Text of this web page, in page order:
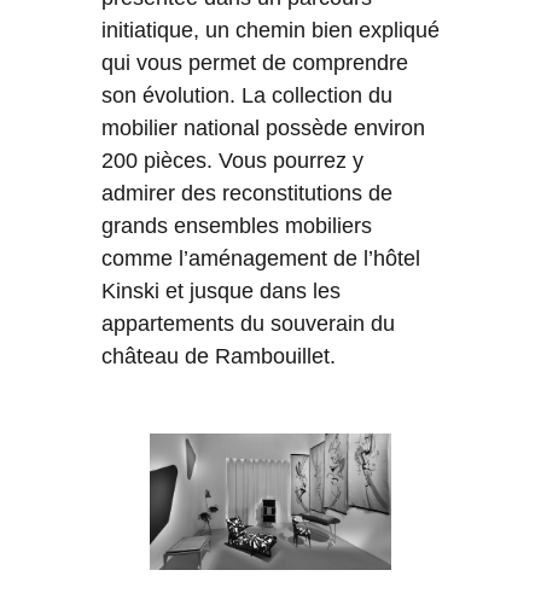
initiatique, un chemin bien expliqué
qui vous permet de comprendre
son évolution. La collection du
mobilier national possède environ
200 pièces. Vous pourrez y
admirer des reconstitutions de
grands ensembles mobiliers
comme l’aménagement de l’hôtel
Kinski et jusque dans les
appartements du souverain du
château de Rambouillet.